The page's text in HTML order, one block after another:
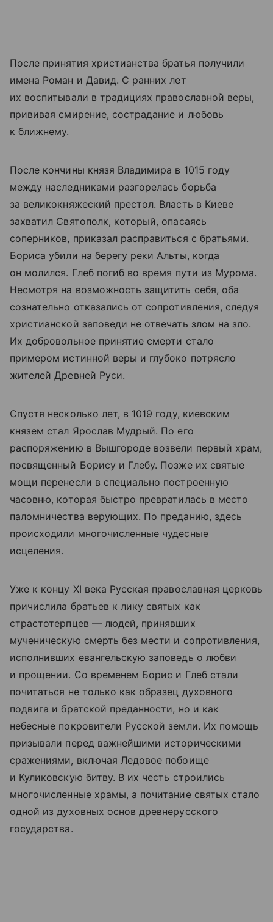
После принятия христианства братья получили
имена Роман и Давид. С ранних лет
их воспитывали в традициях православной веры,
прививая смирение, сострадание и любовь
к ближнему.
После кончины князя Владимира в 1015 году
между наследниками разгорелась борьба
за великокняжеский престол. Власть в Киеве
захватил Святополк, который, опасаясь
соперников, приказал расправиться с братьями.
Бориса убили на берегу реки Альты, когда
он молился. Глеб погиб во время пути из Мурома.
Несмотря на возможность защитить себя, оба
сознательно отказались от сопротивления, следуя
христианской заповеди не отвечать злом на зло.
Их добровольное принятие смерти стало
примером истинной веры и глубоко потрясло
жителей Древней Руси.
Спустя несколько лет, в 1019 году, киевским
князем стал Ярослав Мудрый. По его
распоряжению в Вышгороде возвели первый храм,
посвященный Борису и Глебу. Позже их святые
мощи перенесли в специально построенную
часовню, которая быстро превратилась в место
паломничества верующих. По преданию, здесь
происходили многочисленные чудесные
исцеления.
Уже к концу XI века Русская православная церковь
причислила братьев к лику святых как
страстотерпцев — людей, принявших
мученическую смерть без мести и сопротивления,
исполнивших евангельскую заповедь о любви
и прощении. Со временем Борис и Глеб стали
почитаться не только как образец духовного
подвига и братской преданности, но и как
небесные покровители Русской земли. Их помощь
призывали перед важнейшими историческими
сражениями, включая Ледовое побоище
и Куликовскую битву. В их честь строились
многочисленные храмы, а почитание святых стало
одной из духовных основ древнерусского
государства.